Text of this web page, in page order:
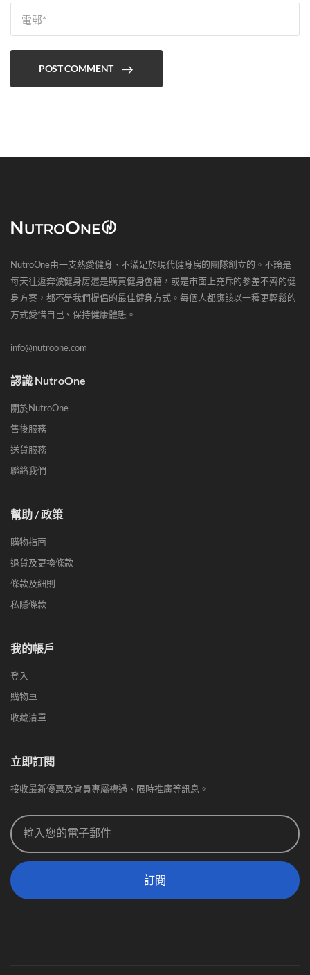
POST COMMENT
NutroOne由一支熱愛健身、不滿足於現代健身房的團隊創立的。不論是
每天往返奔波健身房還是購買健身會籍，或是市面上充斥的參差不齊的健
身方案，都不是我們提倡的最佳健身方式。每個人都應該以一種更輕鬆的
方式愛惜自己、保持健康體態。
info@nutroone.com
認識 NutroOne
關於NutroOne
售後服務
送貨服務
聯絡我們
幫助 / 政策
購物指南
退貨及更換條款
條款及細則
私隱條款
我的帳戶
登入
購物車
收藏清單
立即訂閱
接收最新優惠及會員專屬禮遇、限時推廣等訊息。
訂閱